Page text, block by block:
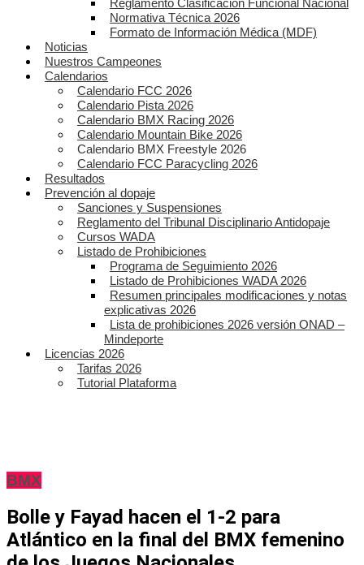
Reglamento Clasificación Funcional Nacional
Normativa Técnica 2026
Formato de Información Médica (MDF)
Noticias
Nuestros Campeones
Calendarios
Calendario FCC 2026
Calendario Pista 2026
Calendario BMX Racing 2026
Calendario Mountain Bike 2026
Calendario BMX Freestyle 2026
Calendario FCC Paracycling 2026
Resultados
Prevención al dopaje
Sanciones y Suspensiones
Reglamento del Tribunal Disciplinario Antidopaje
Cursos WADA
Listado de Prohibiciones
Programa de Seguimiento 2026
Listado de Prohibiciones WADA 2026
Resumen principales modificaciones y notas
explicativas 2026
Lista de prohibiciones 2026 versión ONAD –
Mindeporte
Licencias 2026
Tarifas 2026
Tutorial Plataforma
BMX
Bolle y Fayad hacen el 1-2 para
Atlántico en la final del BMX femenino